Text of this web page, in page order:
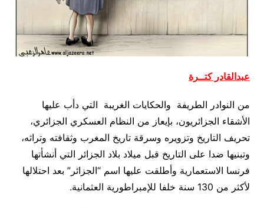
عبدالقادر كتــرة
من النوادر الطريفة والحكايات الغريبة التي دأب عليها
الأشقاء الجزائريون، بإيعاز من النظام العسكري الجزائري،
تحريف التاريخ وتزويره وسرقة تاريخ المغرب وثقافته وتراثه،
وتبنيها ضدا على التاريخ قبل ميلاد بلاد الجزائر التي أنشأتها
فرنسا الاستعمارية وأطلقت عليها اسم “الجزائر” بعد احتلالها
لأكثر من 130 سنة خلفا للإمبراطورية العثمانية
.